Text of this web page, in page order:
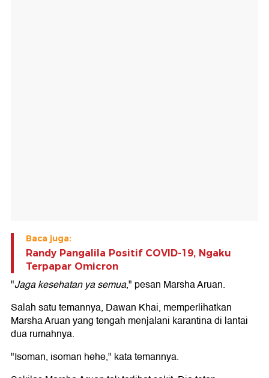
Baca juga:
Randy Pangalila Positif COVID-19, Ngaku
Terpapar Omicron
"Jaga kesehatan ya semua," pesan Marsha Aruan.
Salah satu temannya, Dawan Khai, memperlihatkan
Marsha Aruan yang tengah menjalani karantina di lantai
dua rumahnya.
"Isoman, isoman hehe," kata temannya.